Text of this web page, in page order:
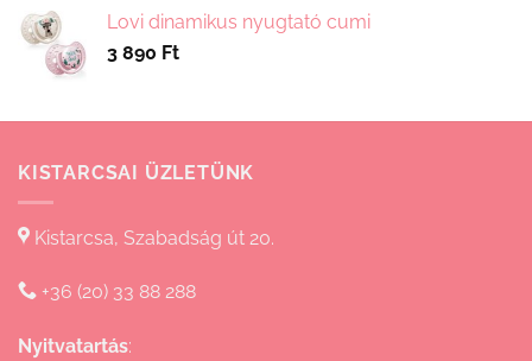
-
Lovi dinamikus nyugtató cumi
3 890 Ft
KISTARCSAI ÜZLETÜNK
Kistarcsa, Szabadság út 20.
+36 (20) 33 88 288
Nyitvatartás: